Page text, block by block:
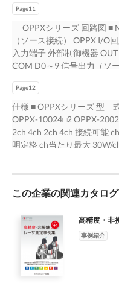
値※ フィードバック可能範
タ輝度アラーム 整 あらか
下のアラーム出力が可能で
照明同士で同じになるよ
個体差無く同じ明るさで発
周期 自動調整・手動調整を
調整を行います。 ※は
FALUX sensing + 活用例 ：
照明であれば、 PLC ● 個体
情報は照明側に保存されて
認できます。 装置間で照
された 場合でも、今どの照
累積点灯時間： ○○s 8
倍 OPB OPB-X OPB-S
幅：30.3mm） （発光幅：
幅：30.3mm） ラインアッ
60％） 型 式 入力電圧 発
別） ［V］ ［mm］ ［g］
OPB-X7530□ 75×30.3 110
ング/ ・ 偏光板（透明カバ
12 150×30.3 180 20.0
225×30.3 255 28.0 174,000
W（White）、B（Blue） ※
今後のラインアップ予定
15mm幅（現行機種OPBシ
F G₁ G₂ G₃ OPB-X7530□
X15030□ 160 157.5 150
232.5 225 17.5 100 100
10 98 0V 24V 33.8 5 7 30.3
ル溝)
Page11
OPPXシリーズ 回路図 ■
（ソース接続） OPPX I/O
入力端子 外部制御機器
COM D0～9 信号出力（ソ
トカプラ フォトカプラ
用する場合 入力端子 切り
設定が必要 （高速応答端
SYNC1～4 SEQRST 3ｋΩ
端子 過電流 出力端子 外部
5～24V － COMIN 5～24V
3pin RX TXD RS-232C
5pin SG SG Dsub9 5pin
LED照明の総消費電力から
ください。 OPPXシリー
ださい。 注意： 他の機器
Page12
仕様 ■ OPPXシリーズ 型
OPPX-10024□2 OPPX-
2ch 4ch 2ch 4ch 接続可能
明定格 ch当たり最大 30W/
出力電流 PWM/電圧可変/L-
(Duty10%) 5.0A/ch
50kHz,100kHz,130kHz
電圧可変方式 電圧可変方
50kHz設定時： 20μs～
999ms（1msステップ）
この企業の関連カタログ
高精度・非
事例紹介